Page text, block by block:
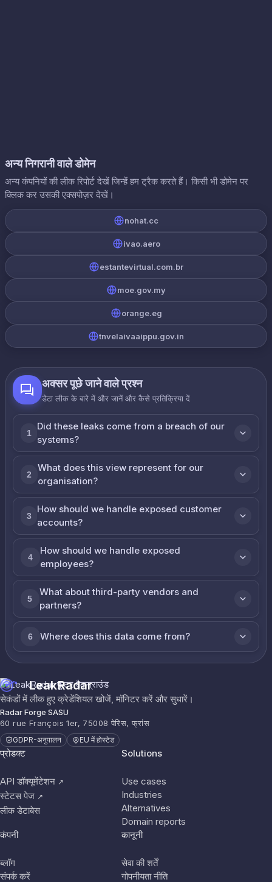
अन्य निगरानी वाले डोमेन
अन्य कंपनियों की लीक रिपोर्ट देखें जिन्हें हम ट्रैक करते हैं। किसी भी डोमेन पर
क्लिक कर उसकी एक्सपोज़र देखें।
nohat.cc
ivao.aero
estantevirtual.com.br
moe.gov.my
orange.eg
tnvelaivaaippu.gov.in
अक्सर पूछे जाने वाले प्रश्न
डेटा लीक के बारे में और जानें और कैसे प्रतिक्रिया दें
1
Did these leaks come from a breach of our
systems?
2
What does this view represent for our
organisation?
3
How should we handle exposed customer
accounts?
4
How should we handle exposed
employees?
5
What about third-party vendors and
partners?
6 Where does this data come from?
LeakRadar
सेकंडों में लीक हुए क्रेडेंशियल खोजें, मॉनिटर करें और सुधारें।
Radar Forge SASU
60 rue François 1er, 75008 पेरिस, फ्रांस
GDPR-अनुपालन EU में होस्टेड
प्रोडक्ट
API डॉक्यूमेंटेशन ↗
स्टेटस पेज ↗
लीक डेटाबेस
Solutions
Use cases
Industries
Alternatives
Domain reports
कंपनी
ब्लॉग
संपर्क करें
कानूनी
सेवा की शर्तें
गोपनीयता नीति